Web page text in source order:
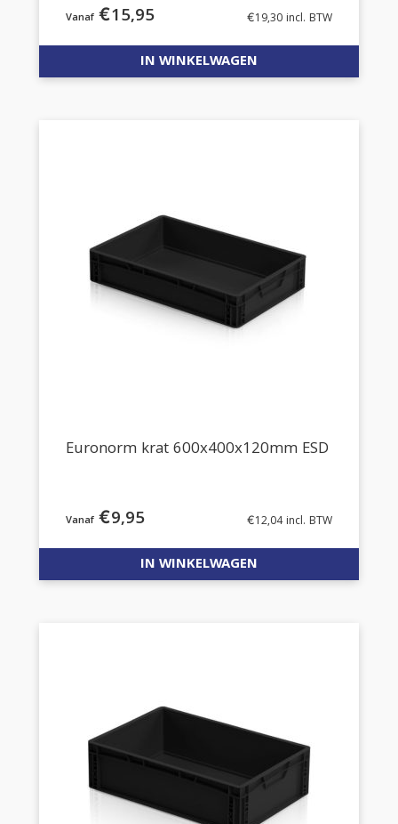
€15,95 €19,30 incl. BTW
IN WINKELWAGEN
Euronorm krat 600x400x120mm ESD
€9,95 €12,04incl. BTW
IN WINKELWAGEN